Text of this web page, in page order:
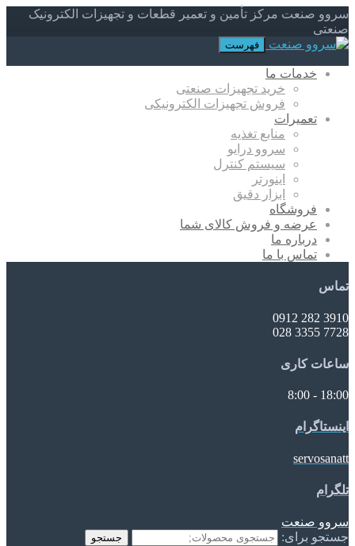
سروو صنعت مرکز تأمین و تعمیر قطعات و تجهیزات الکترونیک
صنعتی
فهرست
خدمات ما
خرید تجهیزات صنعتی
فروش تجهیزات الکترونیکی
تعمیرات
منابع تغذیه
سروو درایو
سیستم کنترل
اینورتر
ابزار دقیق
فروشگاه
عرضه و فروش کالای شما
درباره ما
تماس با ما
تماس
3910 282 0912
7728 3355 028
ساعات کاری
18:00 - 8:00
اینستاگرام
servosanatt
تلگرام
سروو صنعت
جستجو برای:
جستجو